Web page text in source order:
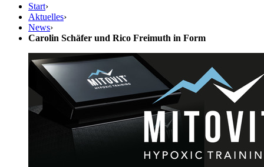
Start›
Aktuelles›
News›
Carolin Schäfer und Rico Freimuth in Form